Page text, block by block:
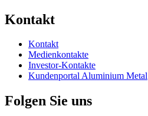
Kontakt
Kontakt
Medienkontakte
Investor-Kontakte
Kundenportal Aluminium Metal
Folgen Sie uns